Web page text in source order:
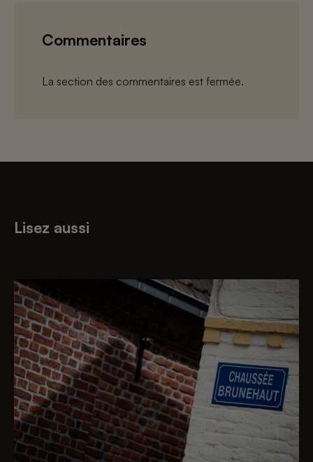
Commentaires
La section des commentaires est fermée.
Lisez aussi